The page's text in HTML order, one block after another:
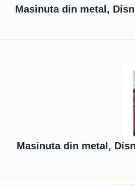
Masinuta din metal,
Masinuta din metal,